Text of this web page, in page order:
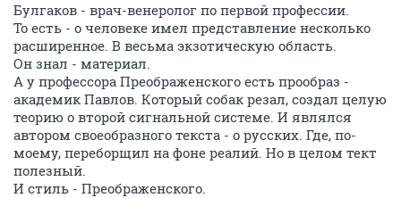
Булгаков - врач-венеролог по первой профессии.
То есть - о человеке имел представление несколько
расширенное. В весьма экзотическую область.
Он знал - материал.
А у профессора Преображенского есть прообраз -
академик Павлов. Который собак резал, создал целую
теорию о второй сигнальной системе. И являлся
автором своеобразного текста - о русских. Где, по-
моему, переборщил на фоне реалий. Но в целом тект
полезный.
И стиль - Преображенского.